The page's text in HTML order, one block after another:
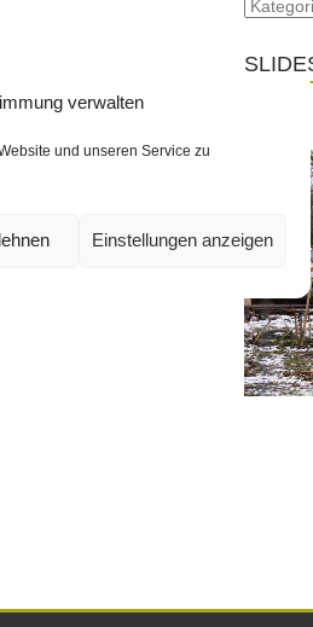
verwalten
und unseren Service zu
Einstellungen anzeigen